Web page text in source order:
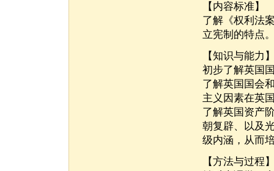
【内容标准】
了解《权利法
立宪制的特点
【知识与能力
初步了解英国
了解英国国会
主义因素在英
了解英国资产
朝复辟、以及
级内涵，从而
【方法与过程